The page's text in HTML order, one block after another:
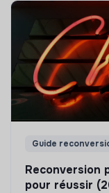
Guide
Reconversion
pour réussir